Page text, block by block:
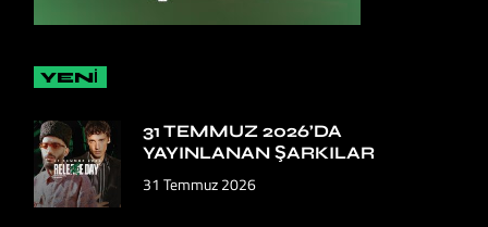
YENİ
31 TEMMUZ 2026’DA
YAYINLANAN ŞARKILAR
31 Temmuz 2026